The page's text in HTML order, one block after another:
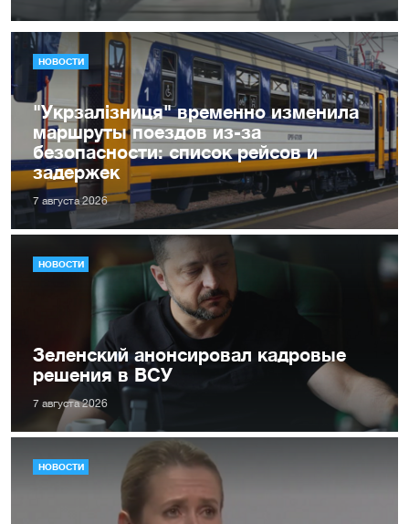
НОВОСТИ
"Укрзалізниця" временно изменила
маршруты поездов из-за
безопасности: список рейсов и
задержек
7 августа 2026
НОВОСТИ
Зеленский анонсировал кадровые
решения в ВСУ
7 августа 2026
НОВОСТИ